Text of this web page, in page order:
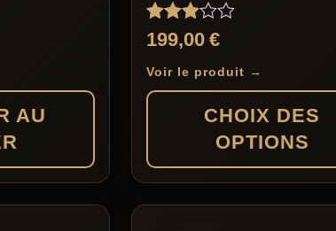
AU
Note
3.00
sur 5
199,00€
Voir le produit →
CHOIX DES
OPTIONS
produit